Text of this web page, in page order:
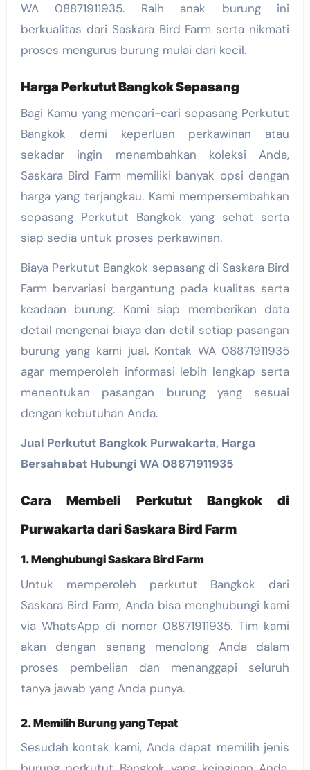
WA 08871911935. Raih anak burung ini
berkualitas dari Saskara Bird Farm serta nikmati
proses mengurus burung mulai dari kecil.
Harga Perkutut Bangkok Sepasang
Bagi Kamu yang mencari-cari sepasang Perkutut
Bangkok demi keperluan perkawinan atau
sekadar ingin menambahkan koleksi Anda,
Saskara Bird Farm memiliki banyak opsi dengan
harga yang terjangkau. Kami mempersembahkan
sepasang Perkutut Bangkok yang sehat serta
siap sedia untuk proses perkawinan.
Biaya Perkutut Bangkok sepasang di Saskara Bird
Farm bervariasi bergantung pada kualitas serta
keadaan burung. Kami siap memberikan data
detail mengenai biaya dan detil setiap pasangan
burung yang kami jual. Kontak WA 08871911935
agar memperoleh informasi lebih lengkap serta
menentukan pasangan burung yang sesuai
dengan kebutuhan Anda.
Jual Perkutut Bangkok Purwakarta, Harga
Bersahabat Hubungi WA 08871911935
Cara Membeli Perkutut Bangkok di
Purwakarta dari Saskara Bird Farm
1. Menghubungi Saskara Bird Farm
Untuk memperoleh perkutut Bangkok dari
Saskara Bird Farm, Anda bisa menghubungi kami
via WhatsApp di nomor 08871911935. Tim kami
akan dengan senang menolong Anda dalam
proses pembelian dan menanggapi seluruh
tanya jawab yang Anda punya.
2. Memilih Burung yang Tepat
Sesudah kontak kami, Anda dapat memilih jenis